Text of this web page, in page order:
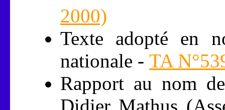
2000)
Texte adopté en
nationale - TA
Rapport au nom